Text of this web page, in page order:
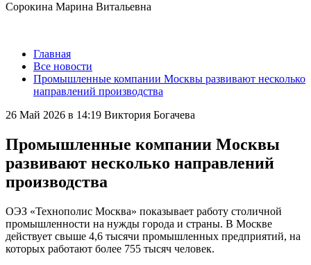
Сорокина Марина Витальевна
Главная
Все новости
Промышленные компании Москвы развивают несколько
направлений производства
26 Май 2026 в 14:19 Виктория Богачева
Промышленные компании Москвы
развивают несколько направлений
производства
ОЭЗ «Технополис Москва» показывает работу столичной
промышленности на нужды города и страны. В Москве
действует свыше 4,6 тысячи промышленных предприятий, на
которых работают более 755 тысяч человек.